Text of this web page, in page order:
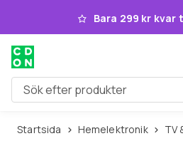
Hoppa till huvudinnehållet
Bara 299 kr kvar
Sök efter produkter
Startsida Hemelektronik